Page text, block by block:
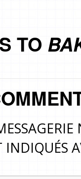
TO
INDIQUÉS